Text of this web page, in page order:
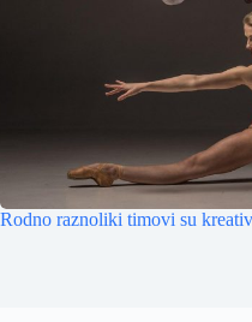
Rodno raznoliki timovi su